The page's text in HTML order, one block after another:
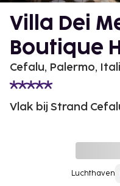
Villa Dei
Boutique
Cefalu, Palermo,
Vlak bij Strand
Luchthaven